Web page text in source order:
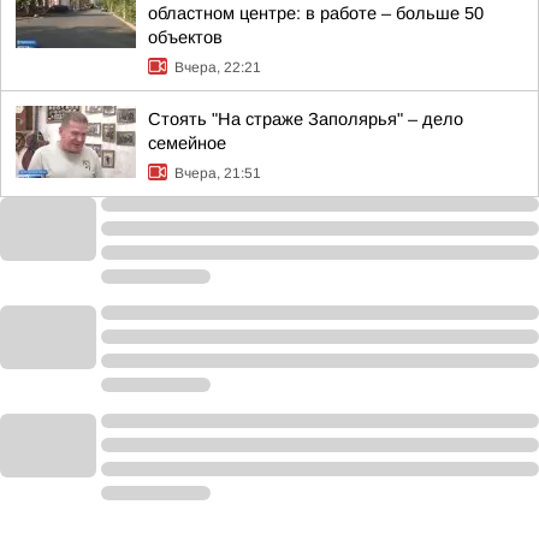
областном центре: в работе – больше 50
объектов
Вчера, 22:21
Стоять "На страже Заполярья" – дело
семейное
Вчера, 21:51